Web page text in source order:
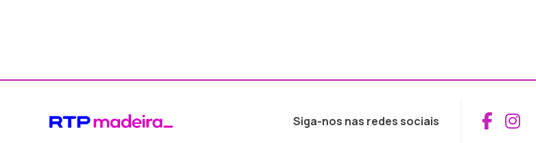
Siga-nos nas redes sociais